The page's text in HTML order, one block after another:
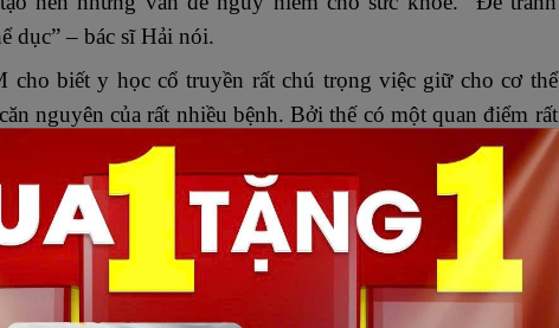
dục” – bác sĩ Hải nói.
biết y học cổ truyền rất chú trọng việc giữ cho cơ thể
nguyên của rất nhiều bệnh. Bởi thế có một quan điểm rất
thì nên gắng chịu đựng, nhưng lạnh một chút cần phải
ngữ đông y có rất nhiều loại bệnh gắn với chữ “phong”
thấp…